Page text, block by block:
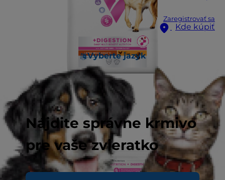
Zaregistrovať sa
Kde kúpiť
Vyberte jazyk
Nájdite správne krmivo
pre vaše zvieratko